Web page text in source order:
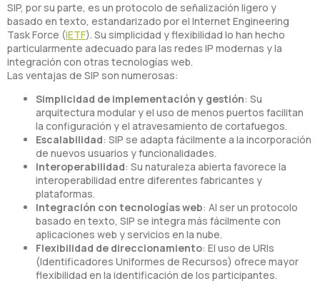
SIP, por su parte, es un protocolo de señalización ligero y
basado en texto, estandarizado por el Internet Engineering
Task Force (IETF). Su simplicidad y flexibilidad lo han hecho
particularmente adecuado para las redes IP modernas y la
integración con otras tecnologías web.
Las ventajas de SIP son numerosas:
Simplicidad de implementación y gestión: Su
arquitectura modular y el uso de menos puertos facilitan
la configuración y el atravesamiento de cortafuegos.
Escalabilidad: SIP se adapta fácilmente a la incorporación
de nuevos usuarios y funcionalidades.
Interoperabilidad: Su naturaleza abierta favorece la
interoperabilidad entre diferentes fabricantes y
plataformas.
Integración con tecnologías web: Al ser un protocolo
basado en texto, SIP se integra más fácilmente con
aplicaciones web y servicios en la nube.
Flexibilidad de direccionamiento: El uso de URIs
(Identificadores Uniformes de Recursos) ofrece mayor
flexibilidad en la identificación de los participantes.